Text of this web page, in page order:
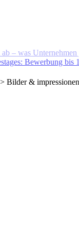
– was Unternehmen
Bilder & impressionen